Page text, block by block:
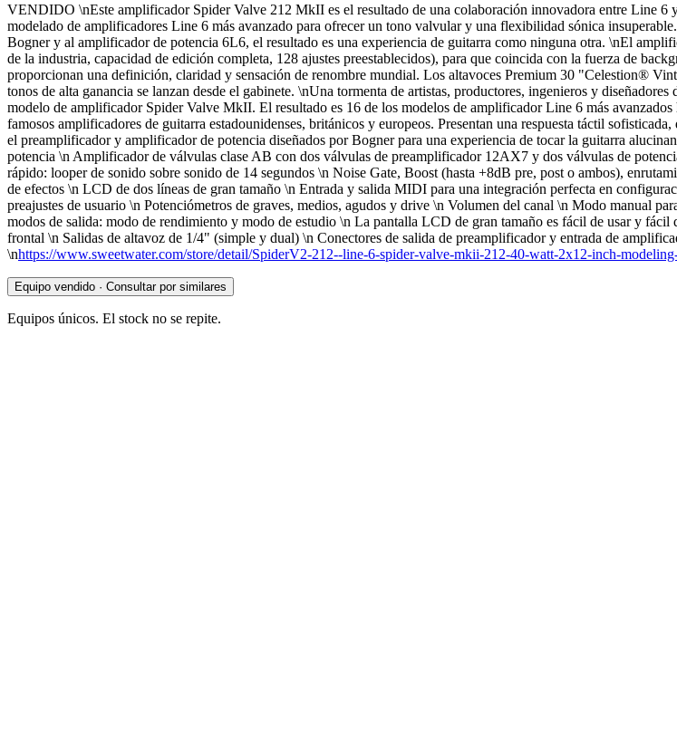
VENDIDO \nEste amplificador Spider Valve 212 MkII es el resultado de una colaboración innovadora entre Line 6
modelado de amplificadores Line 6 más avanzado para ofrecer un tono valvular y una flexibilidad sónica
Bogner y al amplificador de potencia 6L6, el resultado es una experiencia de guitarra como ninguna otra. \nEl
de la industria, capacidad de edición completa, 128 ajustes preestablecidos), para que coincida con la fuerza de
proporcionan una definición, claridad y sensación de renombre mundial. Los altavoces Premium 30 "Celestion®
tonos de alta ganancia se lanzan desde el gabinete. \nUna tormenta de artistas, productores, ingenieros y
modelo de amplificador Spider Valve MkII. El resultado es 16 de los modelos de amplificador Line 6 más
famosos amplificadores de guitarra estadounidenses, británicos y europeos. Presentan una respuesta táctil
el preamplificador y amplificador de potencia diseñados por Bogner para una experiencia de tocar la guitarra
potencia \n Amplificador de válvulas clase AB con dos válvulas de preamplificador 12AX7 y dos válvulas de
rápido: looper de sonido sobre sonido de 14 segundos \n Noise Gate, Boost (hasta +8dB pre, post o ambos),
de efectos \n LCD de dos líneas de gran tamaño \n Entrada y salida MIDI para una integración perfecta en
preajustes de usuario \n Potenciómetros de graves, medios, agudos y drive \n Volumen del canal \n Modo manual
modos de salida: modo de rendimiento y modo de estudio \n La pantalla LCD de gran tamaño es fácil de usar y
frontal \n Salidas de altavoz de 1/4" (simple y dual) \n Conectores de salida de preamplificador y entrada de
\nhttps://www.sweetwater.com/store/detail/SpiderV2-212--line-6-spider-valve-mkii-212-40-watt-2x12-inch-
Equipo vendido · Consultar por similares
Equipos únicos. El stock no se repite.